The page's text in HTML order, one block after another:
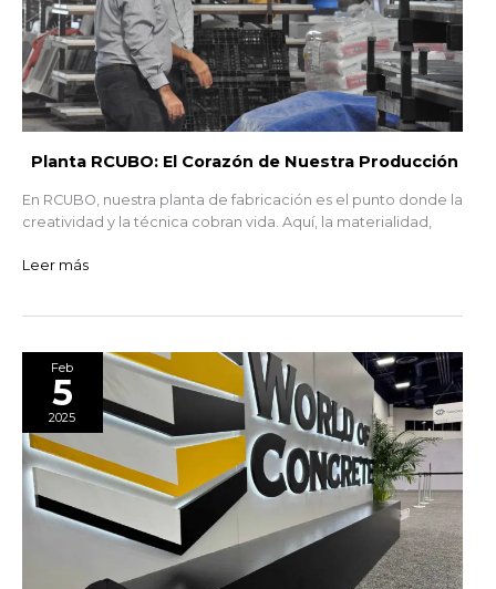
Planta RCUBO: El Corazón de Nuestra Producción
En RCUBO, nuestra planta de fabricación es el punto donde la
creatividad y la técnica cobran vida. Aquí, la materialidad,
Leer más
Feb
5
2025
RCUBO
of
Concrete
2025